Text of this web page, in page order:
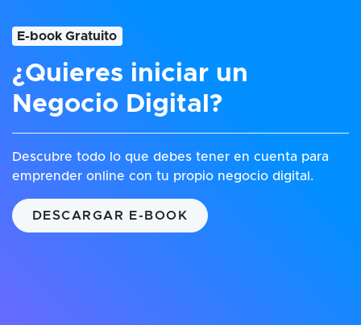
E-book Gratuito
¿Quieres iniciar un
Negocio Digital?
Descubre todo lo que debes tener en cuenta para
emprender online con tu propio negocio digital.
DESCARGAR E-BOOK